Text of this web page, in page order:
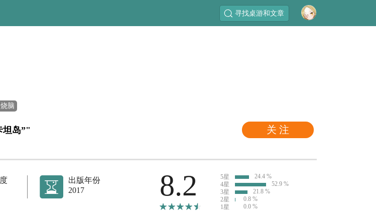
寻找桌游和文章
关 注
脑
坦岛”"
出版年份
2017
8.2 5星
24.4 %
4星
52.9 %
3星
21.8 %
2星
0.8 %
1星
0.0 %